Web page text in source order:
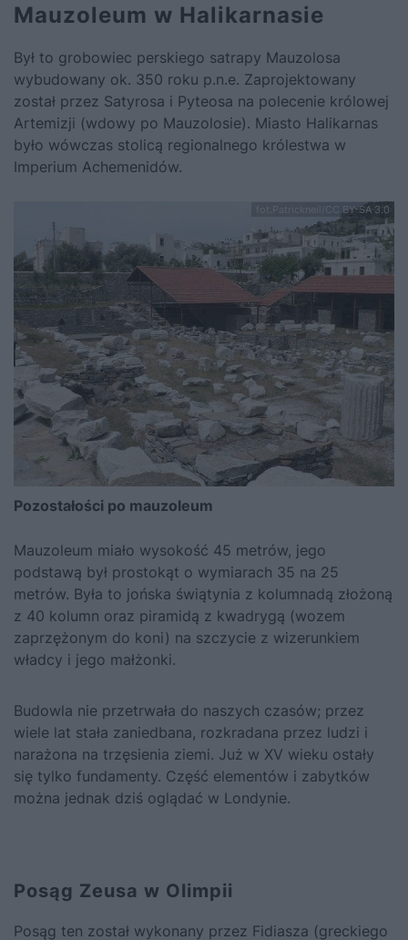
Mauzoleum w Halikarnasie
Był to grobowiec perskiego satrapy Mauzolosa
wybudowany ok. 350 roku p.n.e. Zaprojektowany
został przez Satyrosa i Pyteosa na polecenie królowej
Artemizji (wdowy po Mauzolosie). Miasto Halikarnas
było wówczas stolicą regionalnego królestwa w
Imperium Achemenidów.
fot.Patrickneil/CC BY-SA 3.0
Pozostałości po mauzoleum
Mauzoleum miało wysokość 45 metrów, jego
podstawą był prostokąt o wymiarach 35 na 25
metrów. Była to jońska świątynia z kolumnadą złożoną
z 40 kolumn oraz piramidą z kwadrygą (wozem
zaprzężonym do koni) na szczycie z wizerunkiem
władcy i jego małżonki.
Budowla nie przetrwała do naszych czasów; przez
wiele lat stała zaniedbana, rozkradana przez ludzi i
narażona na trzęsienia ziemi. Już w XV wieku ostały
się tylko fundamenty. Część elementów i zabytków
można jednak dziś oglądać w Londynie.
Posąg Zeusa w Olimpii
Posąg ten został wykonany przez Fidiasza (greckiego